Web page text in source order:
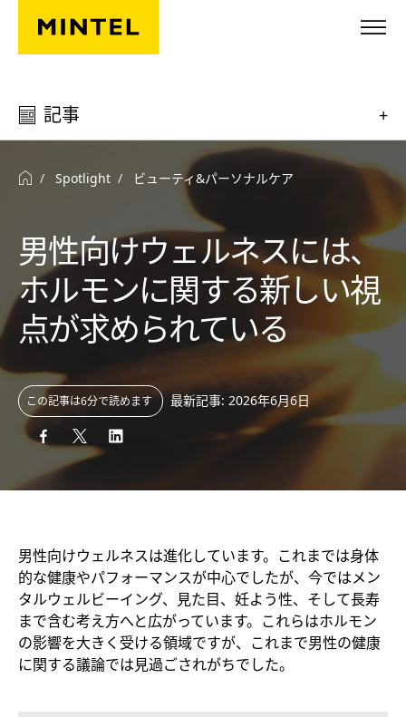
Skip to main content
記事 +
Spotlight ビューティ&パーソナルケア
男性向けウェルネスには、
ホルモンに関する新しい視
点が求められている
この記事は6分で読めます 最新記事: 2026年6月6日
男性向けウェルネスは進化しています。これまでは身体
的な健康やパフォーマンスが中心でしたが、今ではメン
タルウェルビーイング、見た目、妊よう性、そして長寿
まで含む考え方へと広がっています。これらはホルモン
の影響を大きく受ける領域ですが、これまで男性の健康
に関する議論では見過ごされがちでした。